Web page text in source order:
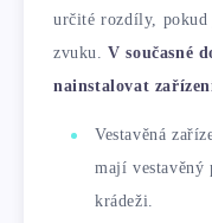
určité rozdíly,
zvuku.V současné
nainstalovat
Vestavěná
mají
krádeži.